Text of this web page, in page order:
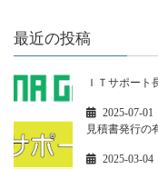
最近の投稿
ＩＴサポート
2025-07-01
見積書発行の
2025-03-04